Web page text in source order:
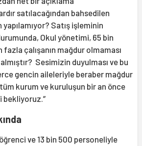
satılacağından bahsedilen
yapılamıyor? Satış işleminin
Okul yönetimi, 65 bin
fazla çalışanın mağdur olmaması
Sesimizin duyulması ve bu
gencin aileleriyle beraber mağdur
kurum ve kuruluşun bir an önce
bekliyoruz.”
ve 13 bin 500 personeliyle